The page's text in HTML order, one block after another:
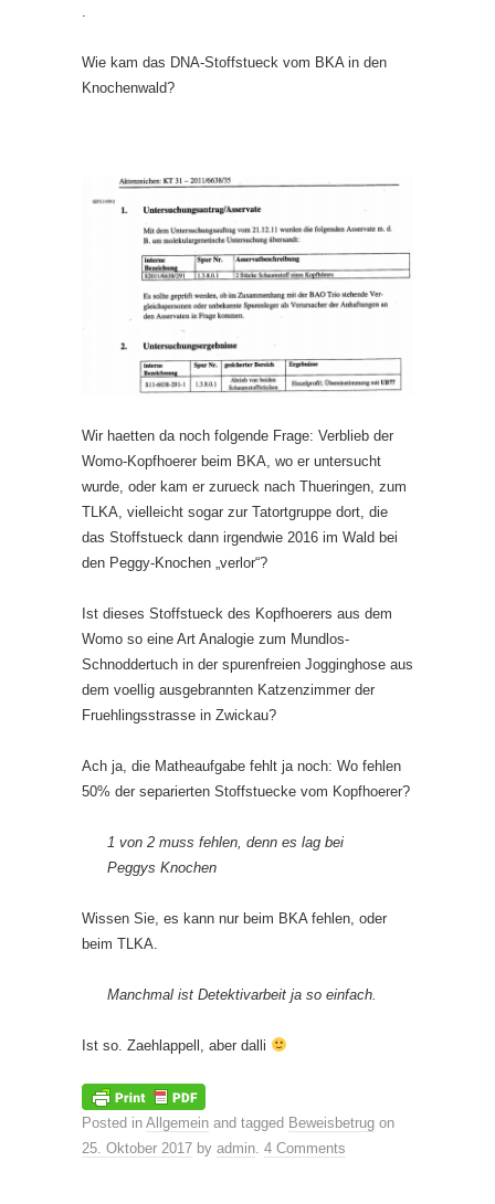
.
Wie kam das DNA-Stoffstueck vom BKA in den
Knochenwald?
Wir haetten da noch folgende Frage: Verblieb der
Womo-Kopfhoerer beim BKA, wo er untersucht
wurde, oder kam er zurueck nach Thueringen, zum
TLKA, vielleicht sogar zur Tatortgruppe dort, die
das Stoffstueck dann irgendwie 2016 im Wald bei
den Peggy-Knochen „verlor“?
Ist dieses Stoffstueck des Kopfhoerers aus dem
Womo so eine Art Analogie zum Mundlos-
Schnoddertuch in der spurenfreien Jogginghose aus
dem voellig ausgebrannten Katzenzimmer der
Fruehlingsstrasse in Zwickau?
Ach ja, die Matheaufgabe fehlt ja noch: Wo fehlen
50% der separierten Stoffstuecke vom Kopfhoerer?
1 von 2 muss fehlen, denn es lag bei
Peggys Knochen
Wissen Sie, es kann nur beim BKA fehlen, oder
beim TLKA.
Manchmal ist Detektivarbeit ja so einfach.
Ist so. Zaehlappell, aber dalli
Posted in Allgemein and tagged Beweisbetrug on
25. Oktober 2017 by admin. 4 Comments